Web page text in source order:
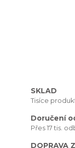
SKLAD
Tisíce
Doručení
Přes 17 tis.
DOPRAVA